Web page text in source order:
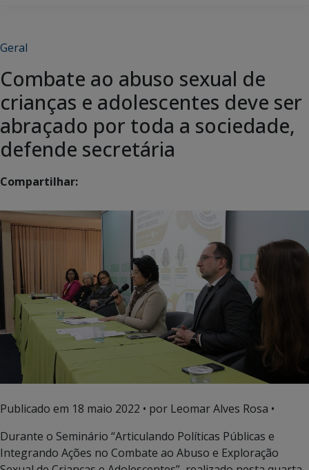
Geral
Combate ao abuso sexual de
crianças e adolescentes deve ser
abraçado por toda a sociedade,
defende secretária
Compartilhar:
Publicado em 18 maio 2022 • por Leomar Alves Rosa •
Durante o Seminário “Articulando Políticas Públicas e
Integrando Ações no Combate ao Abuso e Exploração